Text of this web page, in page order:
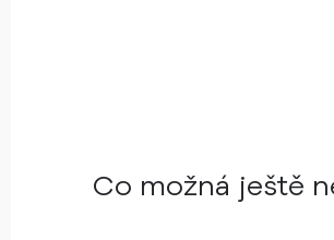
Co možná ještě